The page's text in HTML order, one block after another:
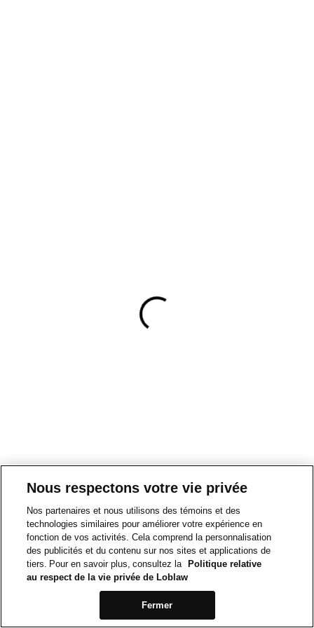
Nous respectons votre vie privée
Nos partenaires et nous utilisons des témoins et des
technologies similaires pour améliorer votre expérience en
fonction de vos activités. Cela comprend la personnalisation
des publicités et du contenu sur nos sites et applications de
tiers. Pour en savoir plus, consultez la
Politique relative
au respect de la vie privée de Loblaw
Fermer